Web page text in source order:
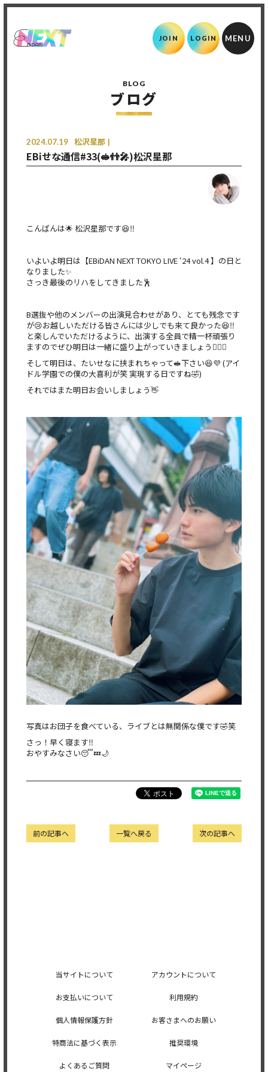
JOIN LOGIN
BLOG
ブログ
2024.07.19 松沢星那
EBiせな通信#33(🥪👬🎤)松沢星那
こんばんは🌟 松沢星那です😆‼️
いよいよ明日は【EBiDAN NEXT TOKYO LIVE ‘24 vol.4 】の日と
なりました✨
さっき最後のリハをしてきました🕺
B選抜や他のメンバーの出演見合わせがあり、とても残念です
が😢お越しいただける皆さんには少しでも来て良かった😆‼️
と楽しんでいただけるように、出演する全員で精一杯頑張り
ますのでぜひ明日は一緒に盛り上がっていきましょう❤️‍🔥🎤
そして明日は、たいせなに挟まれちゃって🥪下さい😆💜 (アイ
ドル学園での僕の大喜利が笑 実現する日ですね🤣)
それではまた明日お会いしましょう👋
写真はお団子を食べている、ライブとは無関係な僕です🤣笑
さっ！早く寝ます‼️
おやすみなさい😴💤🌙
次の記事へ
一覧へ戻る
前の記事へ
当サイトについて アカウントについて
お支払いについて 利用規約
個人情報保護方針 お客さまへのお願い
特商法に基づく表示 推奨環境
よくあるご質問 マイページ